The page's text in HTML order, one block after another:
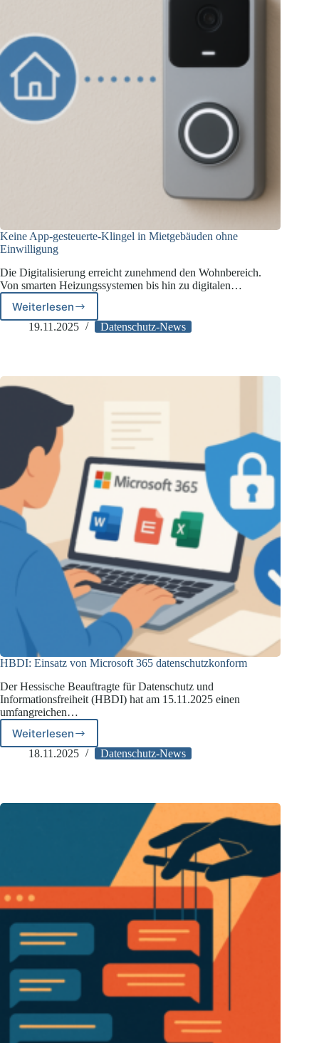
Keine App-gesteuerte-Klingel in Mietgebäuden ohne
Einwilligung
Die Digitalisierung erreicht zunehmend den Wohnbereich.
Von smarten Heizungssystemen bis hin zu digitalen…
Weiterlesen
Keine
App-
Mietgebäuden
ohne
Einwilligung
19.11.2025 Datenschutz-News
HBDI: Einsatz von Microsoft 365 datenschutzkonform
Der Hessische Beauftragte für Datenschutz und
Informationsfreiheit (HBDI) hat am 15.11.2025 einen
umfangreichen…
Weiterlesen
HBDI:
Einsatz
datenschutzkonform
18.11.2025 Datenschutz-News